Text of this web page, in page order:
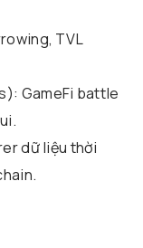
TVL
GameFi battle
dữ liệu thời